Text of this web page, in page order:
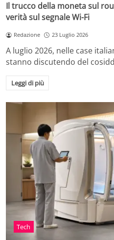
Il trucco della moneta sul
verità sul segnale Wi-Fi
Redazione 23 Luglio 2026
A luglio 2026, nelle case
stanno discutendo del
Leggi di più
Tech